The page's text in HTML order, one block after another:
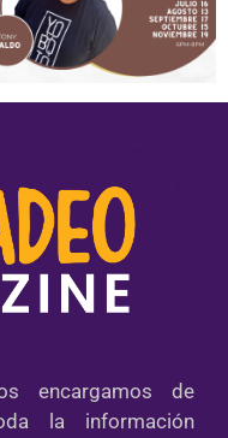
encargamos de
la información